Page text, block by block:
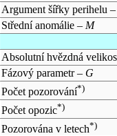
Argument šířky perihelu
Střední anomálie – M
Absolutní hvězdná
Fázový parametr – G
Počet pozorování*)
Počet opozic*)
Pozorována v letech*)